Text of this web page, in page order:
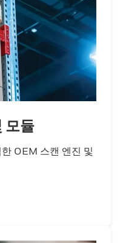
모듈
OEM 스캔 엔진 및